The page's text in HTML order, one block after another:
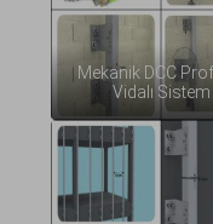
Mekanik DCC
Vidalı Sistem